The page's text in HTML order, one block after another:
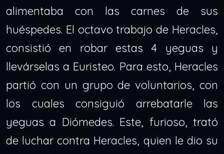
alimentaba con las carnes de sus
huéspedes. El octavo trabajo de Heracles,
consistió en robar estas 4 yeguas y
llevárselas a Euristeo. Para esto, Heracles
partió con un grupo de voluntarios, con
los cuales consiguió arrebatarle las
yeguas a Diómedes. Este, furioso, trató
de luchar contra Heracles, quien le dio su